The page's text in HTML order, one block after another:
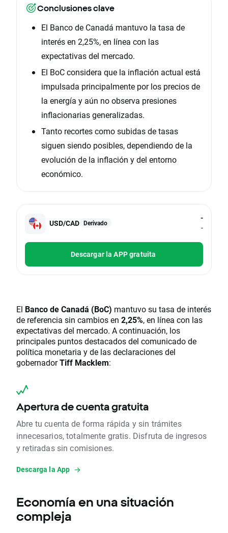
Conclusiones clave
El Banco de Canadá mantuvo la tasa de
interés en 2,25%, en línea con las
expectativas del mercado.
El BoC considera que la inflación actual está
impulsada principalmente por los precios de
la energía y aún no observa presiones
inflacionarias generalizadas.
Tanto recortes como subidas de tasas
siguen siendo posibles, dependiendo de la
evolución de la inflación y del entorno
económico.
USD/CAD Derivado
-
-
Descargar la APP gratuita
El Banco de Canadá (BoC) mantuvo su tasa de interés
de referencia sin cambios en 2,25%, en línea con las
expectativas del mercado. A continuación, los
principales puntos destacados del comunicado de
política monetaria y de las declaraciones del
gobernadorTiff Macklem:
Apertura de cuenta gratuita
Abre tu cuenta de forma rápida y sin trámites
innecesarios, totalmente gratis. Disfruta de ingresos
y retiradas sin comisiones.
Descarga la App
Economía en una situación
compleja